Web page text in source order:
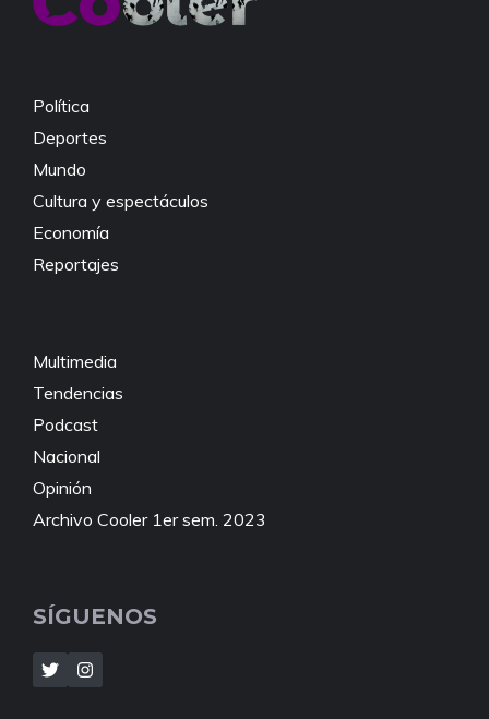
Política
Deportes
Mundo
Cultura y espectáculos
Economía
Reportajes
Multimedia
Tendencias
Podcast
Nacional
Opinión
Archivo Cooler 1er sem. 2023
SÍGUENOS